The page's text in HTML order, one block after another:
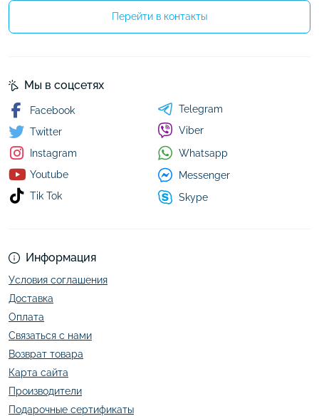
Перейти в контакты
Информация
Условия соглашения
Доставка
Оплата
Связаться с нами
Возврат товара
Карта сайта
Производители
Подарочные сертификаты
Мы в соцсетях
Facebook
Twitter
Instagram
Youtube
Tik Tok
Telegram
Viber
Whatsapp
Messenger
Skype